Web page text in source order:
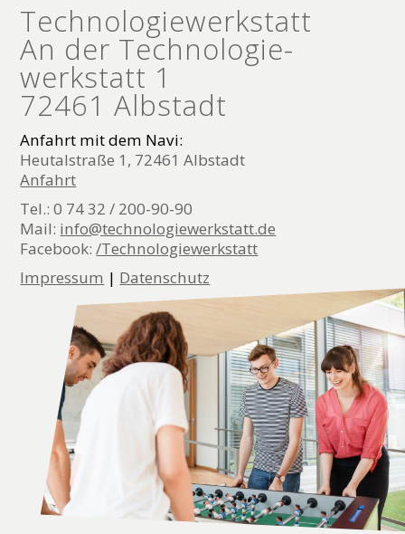
Technologie­werkstatt
An der Technologie­
werkstatt 1
72461 Albstadt
Anfahrt mit dem Navi:
Heutalstraße 1, 72461 Albstadt
Anfahrt
Tel.: 0 74 32 / 200-90-90
Mail: info@technologiewerkstatt.de
Facebook:/Technologiewerkstatt
Impressum | Datenschutz